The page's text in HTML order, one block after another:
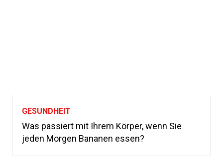
GESUNDHEIT
Was passiert mit Ihrem Körper, wenn Sie
jeden Morgen Bananen essen?